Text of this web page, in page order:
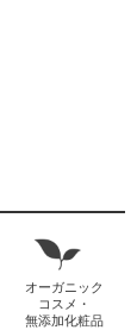
オーガニック
コスメ・
無添加化粧品